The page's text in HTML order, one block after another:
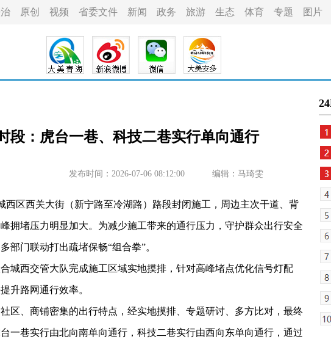
原创 视频 省委文件 新闻 政务 旅游 生态 体育 专题 图片
段：虎台一巷、科技二巷实行单向通行
发布时间：2026-07-06 08:12:00 编辑：马琦雯
区西关大街（新宁路至冷湖路）路段封闭施工，周边主次干道、背
拥堵压力明显加大。为减少施工带来的通行压力，守护群众出行安全
部门联动打出疏堵保畅“组合拳”。
西交管大队完成施工区域实地摸排，针对高峰堵点优化信号灯配
升路网通行效率。
、商铺密集的出行特点，经实地摸排、专题研讨、多方比对，最终
一巷实行由北向南单向通行，科技二巷实行由西向东单向通行，通过